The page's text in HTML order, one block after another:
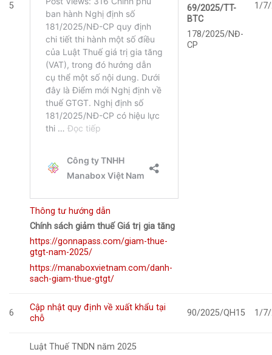
5
Thông tư hướng dẫn
Chính sách giảm thuế Giá trị gia tăng
https://gonnapass.com/giam-thue-
gtgt-nam-2025/
https://manaboxvietnam.com/danh-
sach-giam-thue-gtgt/
69/2025/TT-
BTC
178/2025/NĐ-
CP
1/
6
Cập nhật quy định về xuất khẩu tại
chỗ
90/2025/QH15 1/
Luật Thuế TNDN năm 2025